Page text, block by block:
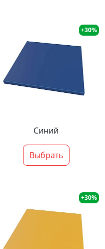
+30%
Синий
Выбрать
+30%